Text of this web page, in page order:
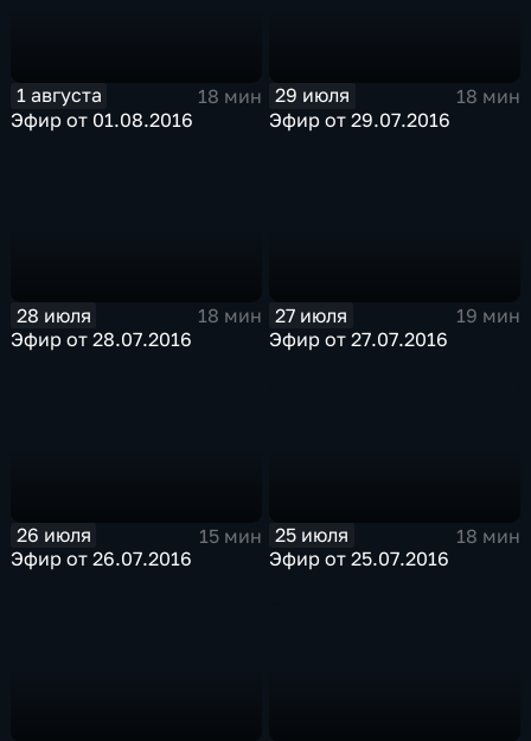
1 августа
18 мин
Эфир от 01.08.2016
29 июля
18 мин
Эфир от 29.07.2016
28 июля
18 мин
Эфир от 28.07.2016
27 июля
19 мин
Эфир от 27.07.2016
26 июля
15 мин
Эфир от 26.07.2016
25 июля
18 мин
Эфир от 25.07.2016